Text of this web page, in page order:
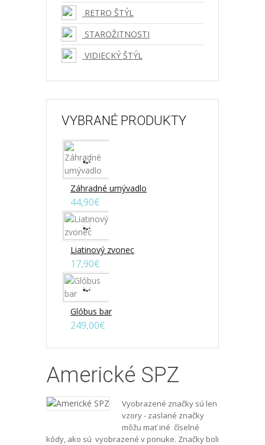
RETRO ŠTÝL
STAROŽITNOSTI
VIDIECKÝ ŠTÝL
VYBRANÉ PRODUKTY
Záhradné umývadlo
44,90€
Liatinový zvonec
17,90€
Glóbus bar
249,00€
Americké SPZ
Vyobrazené značky sú len
vzory - zaslané značky
môžu mať iné číselné
kódy, ako sú vyobrazené v ponuke. Značky boli